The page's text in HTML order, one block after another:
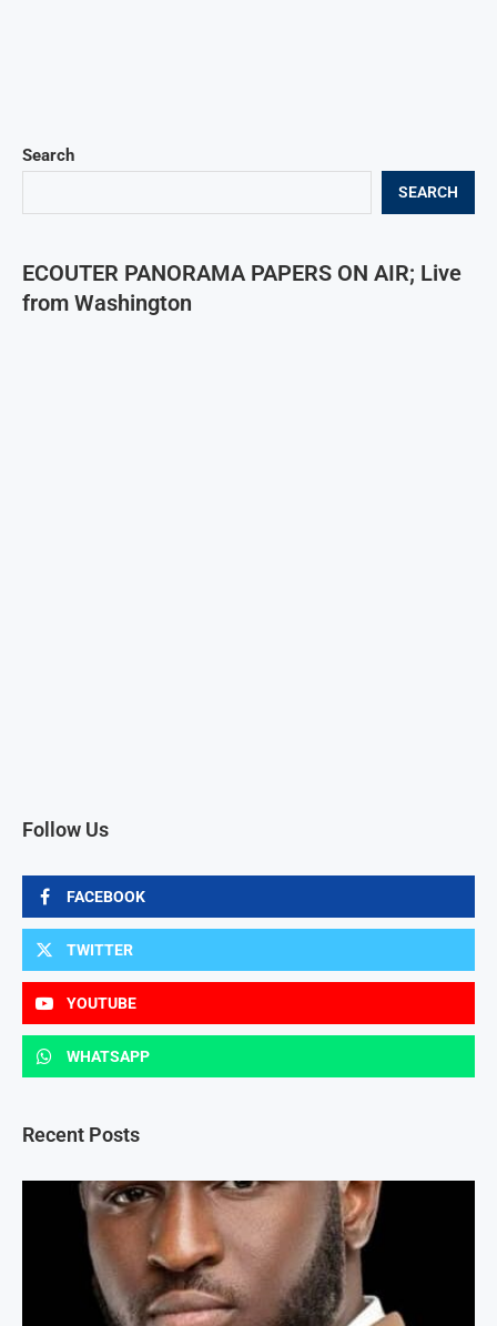
Search
SEARCH
ECOUTER PANORAMA PAPERS ON AIR; Live
from Washington
Follow Us
FACEBOOK
TWITTER
YOUTUBE
WHATSAPP
Recent Posts